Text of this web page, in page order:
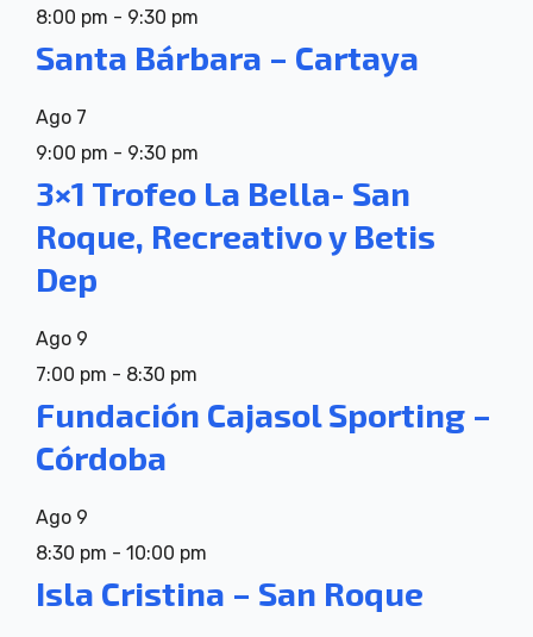
8:00 pm - 9:30 pm
Santa Bárbara – Cartaya
Ago 7
9:00 pm - 9:30 pm
3×1 Trofeo La Bella- San
Roque, Recreativo y Betis
Dep
Ago 9
7:00 pm - 8:30 pm
Fundación Cajasol Sporting –
Córdoba
Ago 9
8:30 pm - 10:00 pm
Isla Cristina – San Roque